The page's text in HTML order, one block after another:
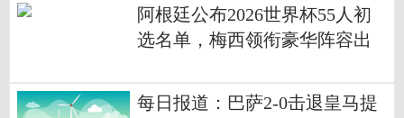
阿根廷公布2026世界杯55人初
选名单，梅西领衔豪华阵容出
每日报道：巴萨2-0击退皇马提